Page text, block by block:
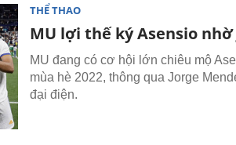
THỂ THAO
MU lợi thế ký Asensio
MU đang có cơ hội lớn chiêu mộ
mùa hè 2022, thông qua Jorge
đại điện.